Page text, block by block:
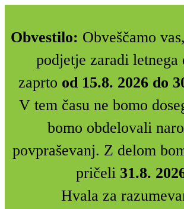
Obvestilo: Obveščamo
podjetje zaradi letnega
zaprto od 15.8. 2026 do
V tem času ne bomo
bomo obdelovali
povpraševanj. Z delom
pričeli 31.8.
Hvala za